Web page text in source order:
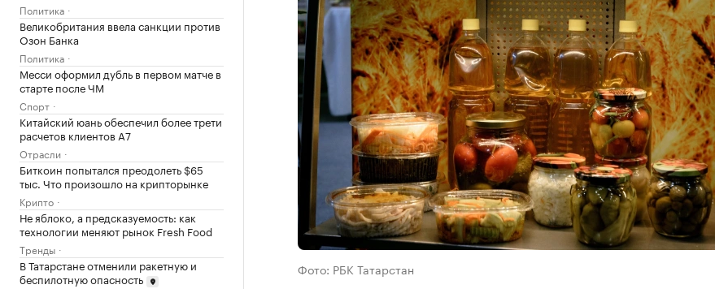
Политика
Великобритания ввела санкции против
Озон Банка
Политика
Месси оформил дубль в первом матче в
старте после ЧМ
Спорт
Китайский юань обеспечил более трети
расчетов клиентов А7
Отрасли
Биткоин попытался преодолеть $65
тыс. Что произошло на крипторынке
Крипто
Не яблоко, а предсказуемость: как
технологии меняют рынок Fresh Food
Тренды
В Татарстане отменили ракетную и
беспилотную опасность
Фото: РБК Татарстан